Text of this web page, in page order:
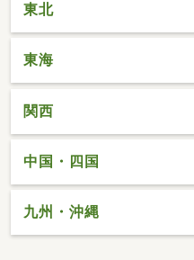
東北
東海
関西
中国・四国
九州・沖縄